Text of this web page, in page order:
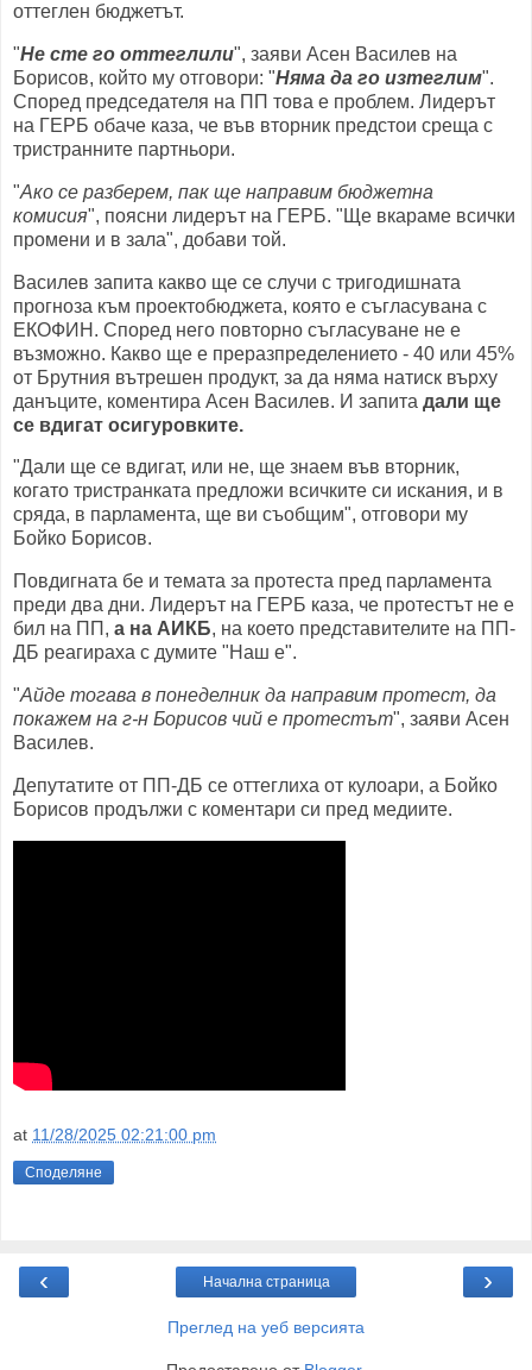
оттеглен бюджетът.
"Не сте го оттеглили", заяви Асен Василев на
Борисов, който му отговори: "Няма да го изтеглим".
Според председателя на ПП това е проблем. Лидерът
на ГЕРБ обаче каза, че във вторник предстои среща с
тристранните партньори.
"Ако се разберем, пак ще направим бюджетна
комисия", поясни лидерът на ГЕРБ. "Ще вкараме всички
промени и в зала", добави той.
Василев запита какво ще се случи с тригодишната
прогноза към проектобюджета, която е съгласувана с
ЕКОФИН. Според него повторно съгласуване не е
възможно. Какво ще е преразпределението - 40 или 45%
от Брутния вътрешен продукт, за да няма натиск върху
данъците, коментира Асен Василев. И запита дали ще
се вдигат осигуровките.
"Дали ще се вдигат, или не, ще знаем във вторник,
когато тристранката предложи всичките си искания, и в
сряда, в парламента, ще ви съобщим", отговори му
Бойко Борисов.
Повдигната бе и темата за протеста пред парламента
преди два дни. Лидерът на ГЕРБ каза, че протестът не е
бил на ПП, а на АИКБ, на което представителите на ПП-
ДБ реагираха с думите "Наш е".
"Айде тогава в понеделник да направим протест, да
покажем на г-н Борисов чий е протестът", заяви Асен
Василев.
Депутатите от ПП-ДБ се оттеглиха от кулоари, а Бойко
Борисов продължи с коментари си пред медиите.
at 11/28/2025 02:21:00 pm
Споделяне
‹ ›
Начална страница
Преглед на уеб версията